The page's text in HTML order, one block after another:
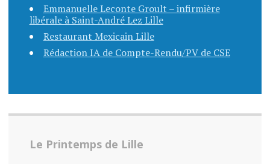
Emmanuelle Leconte Groult – infirmière
libérale à Saint-André Lez Lille
Restaurant Mexicain Lille
Rédaction IA de Compte-Rendu/PV de CSE
Le Printemps de Lille